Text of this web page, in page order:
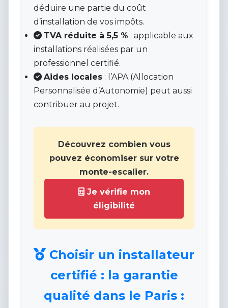
déduire une partie du coût
d’installation de vos impôts.
TVA réduite à 5,5 % : applicable aux
installations réalisées par un
professionnel certifié.
Aides locales : l’APA (Allocation
Personnalisée d’Autonomie) peut aussi
contribuer au projet.
Découvrez combien vous
pouvez économiser sur votre
monte-escalier.
Je vérifie mon
éligibilité
Choisir un installateur
certifié : la garantie
qualité dans le Paris :